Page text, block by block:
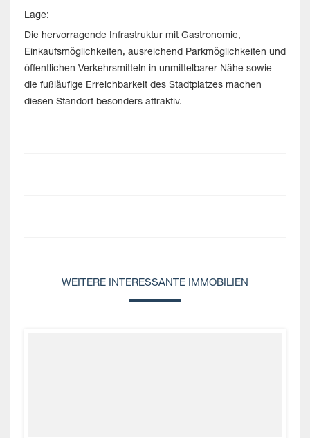
Lage:
Die hervorragende Infrastruktur mit Gastronomie,
Einkaufsmöglichkeiten, ausreichend Parkmöglichkeiten und
öffentlichen Verkehrsmitteln in unmittelbarer Nähe sowie
die fußläufige Erreichbarkeit des Stadtplatzes machen
diesen Standort besonders attraktiv.
WEITERE INTERESSANTE IMMOBILIEN